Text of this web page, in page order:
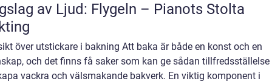
av Ljud: Flygeln – Pianots Stolta
över utstickare i bakning Att baka är både en konst och en
och det finns få saker som kan ge sådan
vackra och välsmakande bakverk. En viktig komponent i